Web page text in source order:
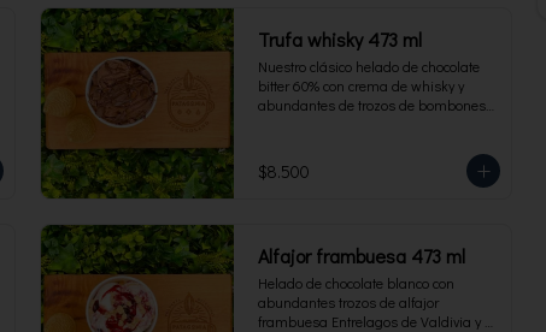
Trufa whisky 473 ml
Nuestro clásico helado de chocolate
bitter 60% con crema de whisky y
abundantes de trozos de bombones
$8.500
Alfajor frambuesa 473 ml
Helado de chocolate blanco con
abundantes trozos de alfajor
frambuesa Entrelagos de Valdivia y